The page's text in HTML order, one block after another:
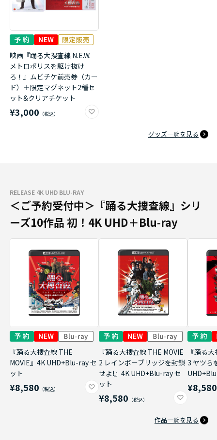
映画『踊る大捜査線 N.E.W.
メトロポリスを駆け抜け
ろ！』ムビチケ前売券（カー
ド）＋限定マグネット2種セ
ット&クリアチケット
¥3,000
グッズ一覧を見る
RELEASE 4K UHD BLU-RAY
＜ご予約受付中＞『踊る大捜査線』シリ
ーズ10作品 初！4K UHD＋Blu-ray
『踊る大捜査線 THE
MOVIE』4K UHD+Blu-ray セ
ット
¥8,580
『踊る大捜査線 THE MOVIE
2 レインボーブリッジを封鎖
せよ!』4K UHD+Blu-ray セ
ット
¥8,580
『踊る
3 ヤツら
¥8,580
作品一覧を見る